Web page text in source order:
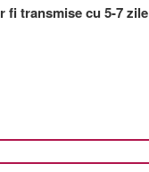
fi transmise cu 5-7 zile